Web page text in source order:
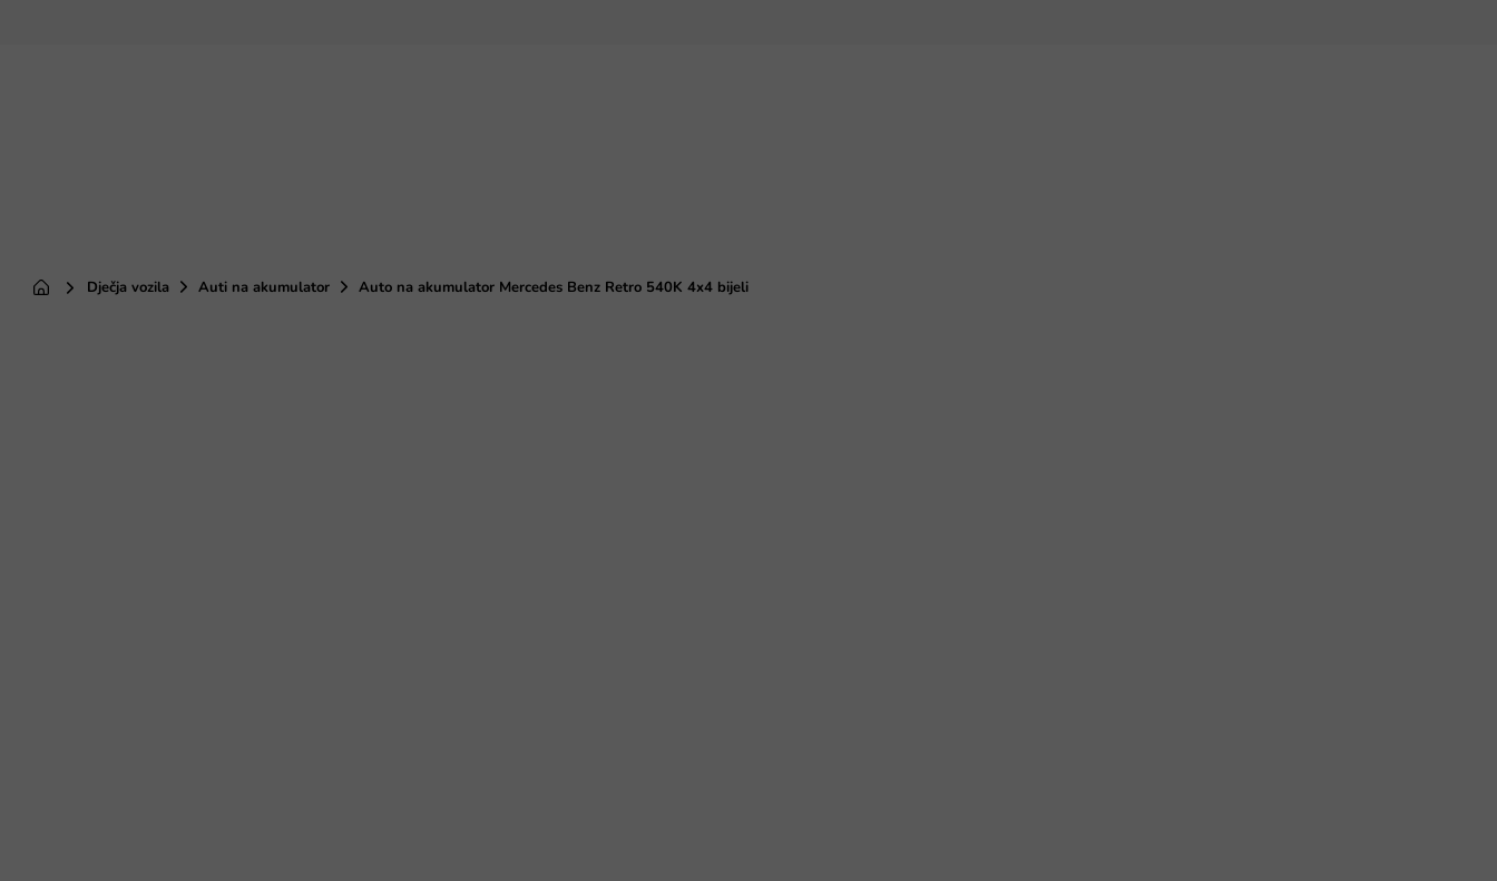
PočetnaDječja vozila Auti na akumulator Auto na akumulator Mercedes Benz Retro 540K 4x4 bijeli